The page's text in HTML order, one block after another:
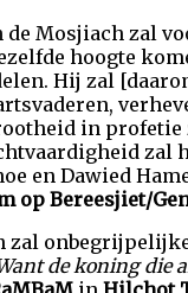
Mosjiach zal
hoogte
Hij zal
in profetie
zal
en Dawied
op Bereesjiet/
zal
de koning die